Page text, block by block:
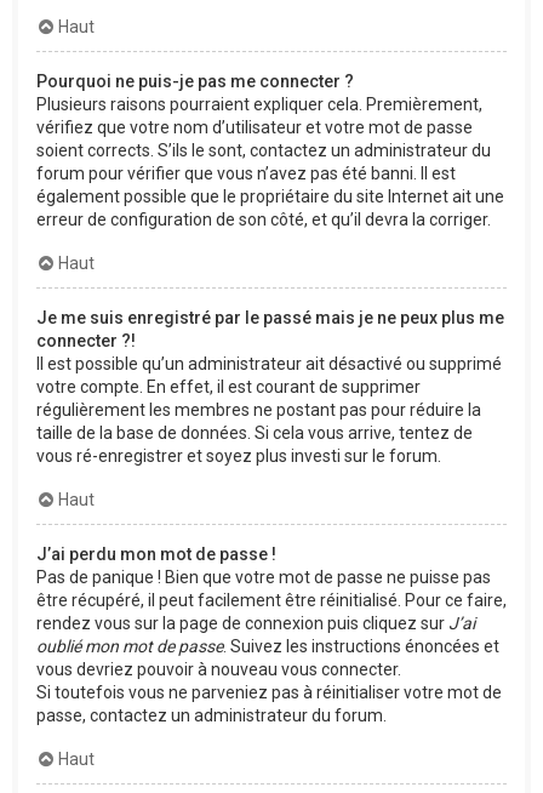
Haut
Pourquoi ne puis-je pas me connecter ?
Plusieurs raisons pourraient expliquer cela. Premièrement,
vérifiez que votre nom d’utilisateur et votre mot de passe
soient corrects. S’ils le sont, contactez un administrateur du
forum pour vérifier que vous n’avez pas été banni. Il est
également possible que le propriétaire du site Internet ait une
erreur de configuration de son côté, et qu’il devra la corriger.
Haut
Je me suis enregistré par le passé mais je ne peux plus me
connecter ?!
Il est possible qu’un administrateur ait désactivé ou supprimé
votre compte. En effet, il est courant de supprimer
régulièrement les membres ne postant pas pour réduire la
taille de la base de données. Si cela vous arrive, tentez de
vous ré-enregistrer et soyez plus investi sur le forum.
Haut
J’ai perdu mon mot de passe !
Pas de panique ! Bien que votre mot de passe ne puisse pas
être récupéré, il peut facilement être réinitialisé. Pour ce faire,
rendez vous sur la page de connexion puis cliquez sur J’ai
oublié mon mot de passe. Suivez les instructions énoncées et
vous devriez pouvoir à nouveau vous connecter.
Si toutefois vous ne parveniez pas à réinitialiser votre mot de
passe, contactez un administrateur du forum.
Haut